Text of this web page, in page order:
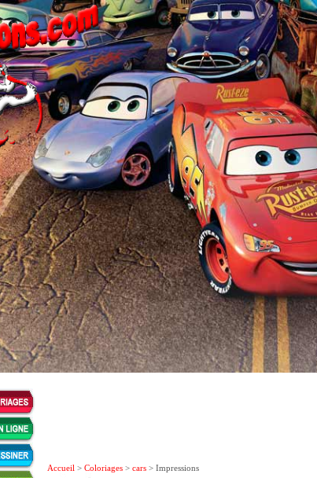
Accueil > Coloriages > cars > Impressions